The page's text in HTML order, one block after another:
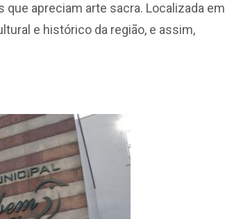
apreciam arte sacra. Localizada em
e histórico da região, e assim,